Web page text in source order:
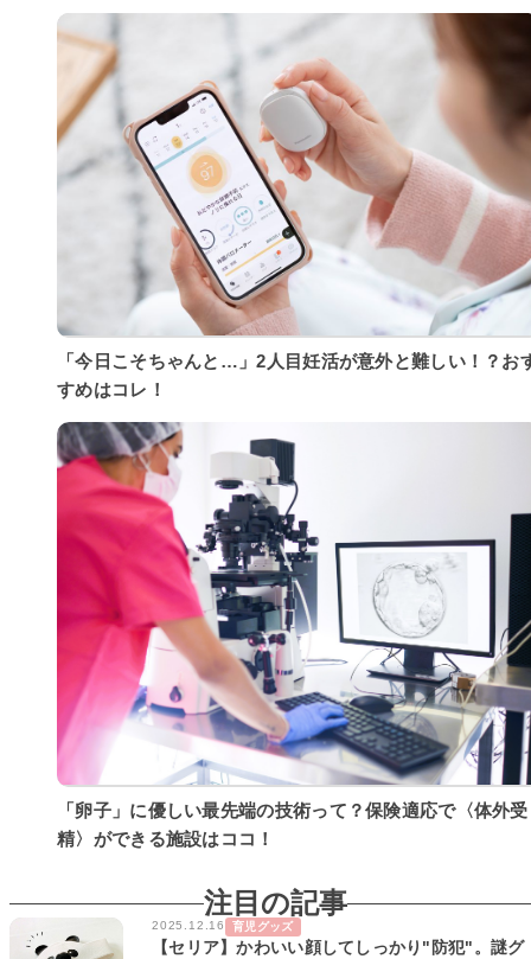
「今日こそちゃんと…」2人目妊活が意外と難しい！？お
すめはコレ！
「卵子」に優しい最先端の技術って？保険適応で〈体外受
精〉ができる施設はココ！
注目の記事
2025.12.16 育児グッズ
【セリア】かわいい顔してしっかり"防犯"。謎グ